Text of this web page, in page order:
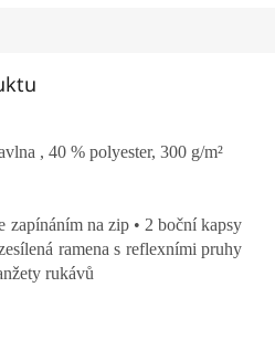
, 40 % polyester, 300 g/m²
zapínáním na zip • 2 boční kapsy
ramena s reflexními pruhy
rukávů